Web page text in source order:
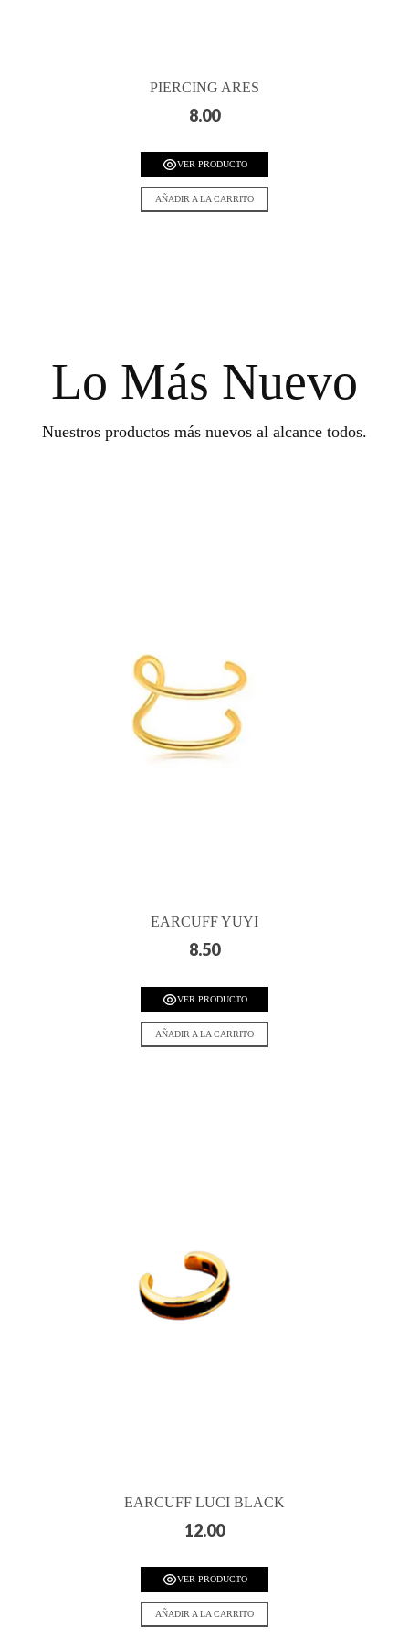
PIERCING ARES
8.00
VER PRODUCTO
AÑADIR A LA CARRITO
Lo Más Nuevo
Nuestros productos más nuevos al alcance todos.
EARCUFF YUYI
8.50
VER PRODUCTO
AÑADIR A LA CARRITO
EARCUFF LUCI BLACK
12.00
VER PRODUCTO
AÑADIR A LA CARRITO